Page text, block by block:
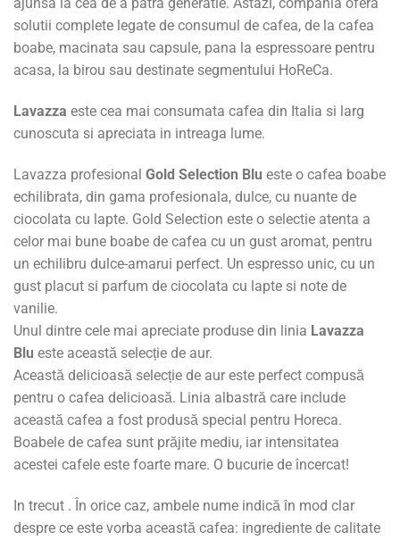
ajunsa la cea de a patra generatie. Astazi, compania ofera
solutii complete legate de consumul de cafea, de la cafea
boabe, macinata sau capsule, pana la espressoare pentru
acasa, la birou sau destinate segmentului HoReCa.
Lavazza este cea mai consumata cafea din Italia si larg
cunoscuta si apreciata in intreaga lume.
Lavazza profesional Gold Selection Blu este o cafea boabe
echilibrata, din gama profesionala, dulce, cu nuante de
ciocolata cu lapte. Gold Selection este o selectie atenta a
celor mai bune boabe de cafea cu un gust aromat, pentru
un echilibru dulce-amarui perfect. Un espresso unic, cu un
gust placut si parfum de ciocolata cu lapte si note de
vanilie.
Unul dintre cele mai apreciate produse din linia Lavazza
Blu este această selecție de aur.
Această delicioasă selecție de aur este perfect compusă
pentru o cafea delicioasă. Linia albastră care include
această cafea a fost produsă special pentru Horeca.
Boabele de cafea sunt prăjite mediu, iar intensitatea
acestei cafele este foarte mare. O bucurie de încercat!
In trecut . În orice caz, ambele nume indică în mod clar
despre ce este vorba această cafea: ingrediente de calitate